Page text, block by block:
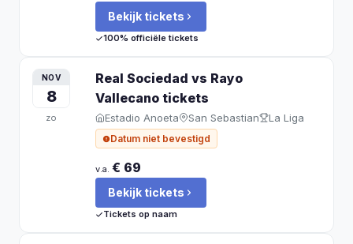
Bekijk tickets
100% officiële tickets
NOV
8
zo
Real Sociedad vs Rayo
Vallecano tickets
Estadio Anoeta San Sebastian La Liga
Datum niet bevestigd
v.a. € 69
Bekijk tickets
Tickets op naam